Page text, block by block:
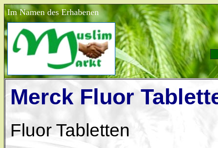
Im Namen des Erhabenen
Merck Fluor
Fluor Tabletten